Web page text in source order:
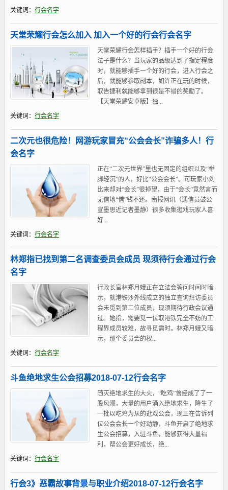
关键词： 行会名字
天堂荣耀行会怎么加入 加入一个好的行会行会名字
天堂荣耀行会怎样插手？插手一个好的行会
法子是什么？当玩家的品级达到了指定程度
时，就能够插手一个好的行会，进入行会之
后，就能够参取副本，如许正在玩的时候，
取告捷利就能够拿到很是不错的奖励了。
【天堂荣耀安卓版】独...
关键词： 行会名字
二次元也很危险！网游玩家冒充“公会会长”诈骗多人！行
会名字
正在“二次元世界”里也无固定的组织以及“举
脚轻沉”的人，好比“公会会长”。可玩家小刘
比来却对“会长”很掉望，由于“会长”竟然言而
无信地“借”钱不还。南报网讯（通信员鼓公
宣墨思近记者墨静）很多收集逛戏玩家人喜
好...
关键词： 行会名字
林郑指已找到第二名调查委员会成员 现须待行会通过行会
名字
行政长官林郑月娥正在立法会答问时间时暗
示，就港铁沙外线成立的独立查询拜访委员
会未觅到第二位成员，现须期待行政会议通
过。她指，需要觅一位取港铁完全不妨的工
程界成员较难，故寻觅需时。林郑月娥又暗
示，那个委员会的权...
关键词： 行会名字
斗鱼绝地求生公会招募2018-07-12行会名字
随灭绝地求生的大火，“吃鸡”曾经成了了一
股风潮，大量的用户涌入绝地求生，降生了
一批以吃鸡为从的逛戏公会，现正在告诉列
位公会会长一个好动静，斗鱼开启了绝地求
生公会招募，入驻斗鱼，能够获得大量福
利，帮公会更好成长，绝...
关键词： 行会名字
行会3》恶霸故事背景与职业介绍2018-07-12行会名字